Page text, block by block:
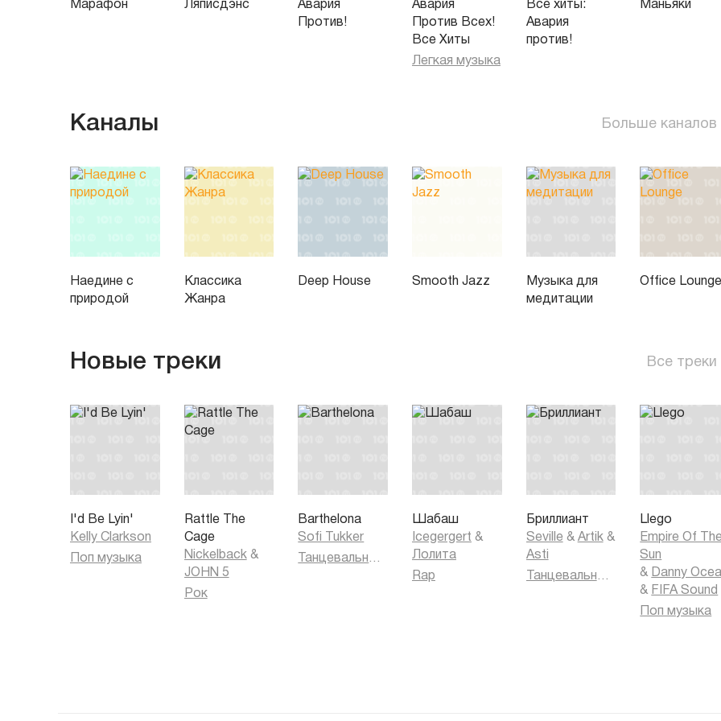
Марафон Ляписдэнс
Авария
Против!
Авария
Против Всех!
Все Хиты
Легкая музыка
Все хиты:
Авария
против!
Маньяки
Каналы Больше каналов
Наедине с
природой
Классика
Жанра
Deep House Smooth Jazz
Музыка для
медитации
Office
Новые треки Все треки
I'd Be Lyin'
Kelly Clarkson
Поп музыка
Rattle The
Cage
Nickelback &
JOHN 5
Рок
Barthelona
Sofi Tukker
Танцевальная музыка
Шабаш
Icegergert &
Лолита
Rap
Бриллиант
Seville & Artik &
Asti
Танцевальная музыка
Llego
Empire Of
Sun
&
Danny
& FIFA Sound
Поп музыка